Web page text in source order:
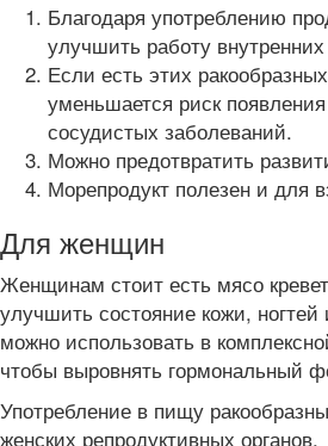
Благодаря употреблению
улучшить работу внутренних
Если есть этих
уменьшается риск
сосудистых заболеваний.
Можно предотвратить
Морепродукт полезен и для
Для женщин
Женщинам стоит есть мясо
улучшить состояние кожи,
можно использовать в
чтобы выровнять гормональный
Употребление в пищу
женских репродуктивных органов.